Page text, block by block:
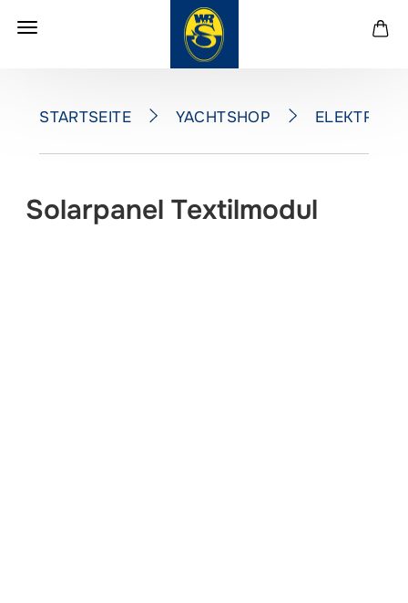
STARTSEITE YACHTSHOP
Solarpanel Textilmodul